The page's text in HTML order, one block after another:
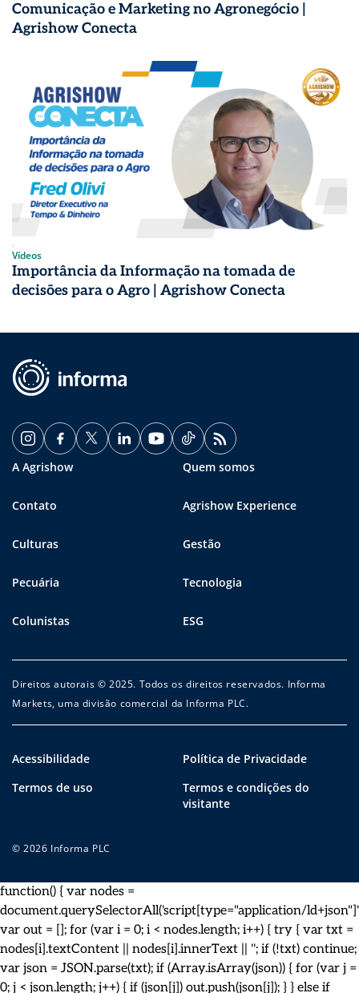
Comunicação e Marketing no Agronegócio |
Agrishow Conecta
Vídeos
Importância da Informação na tomada de
decisões para o Agro | Agrishow Conecta
A Agrishow Quem somos
Contato Agrishow Experience
Culturas Gestão
Pecuária Tecnologia
Colunistas ESG
Direitos autorais © 2025. Todos os direitos reservados. Informa
Markets, uma divisão comercial da Informa PLC.
Acessibilidade
Política de Privacidade
Termos de uso
Termos e condições do
visitante
© 2026 Informa PLC
function() { var nodes =
document.querySelectorAll('script[type="application/
var out = []; for (var i = 0; i < nodes.length; i++) { try { var txt =
nodes[i].textContent || nodes[i].innerText || ''; if (!txt) continue;
var json = JSON.parse(txt); if (Array.isArray(json)) { for (var j =
0; j < json.length; j++) { if (json[j]) out.push(json[j]); } } else if